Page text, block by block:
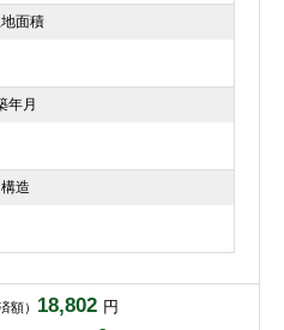
面積
年月
構造
額） 18,802 円